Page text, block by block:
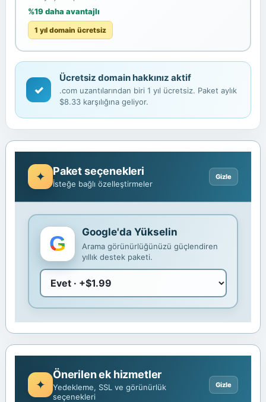
%19 daha avantajlı
1 yıl domain ücretsiz
✓
Ücretsiz domain hakkınız aktif
.com uzantılarından biri 1 yıl ücretsiz. Paket aylık
$8.33 karşılığına geliyor.
Paket seçenekleri
İsteğe bağlı özelleştirmeler
Google'da Yükselin
Arama görünürlüğünüzü güçlendiren
yıllık destek paketi.
Önerilen ek hizmetler
Yedekleme, SSL ve görünürlük
seçenekleri